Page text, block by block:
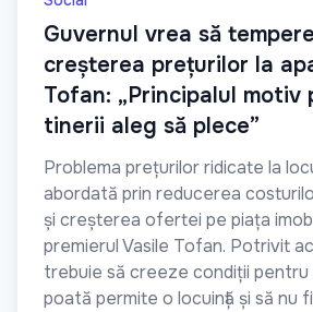
Guvernul vrea să
creșterea prețurilor la
Tofan: „Principalul motiv
tinerii aleg să plece”
Problema prețurilor ridicate la
abordată prin reducerea
și creșterea ofertei pe piața
premierul Vasile Tofan. Potrivit
trebuie să creeze condiții pentru
poată permite o locuință și să nu